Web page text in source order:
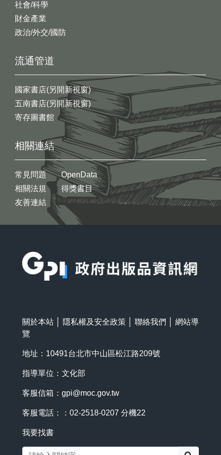
社會/科學
財金產業
政治/外交/國防
流通管道
國家書店(另開新視窗)
五南書店(另開新視窗)
寄存圖書館
相關連結
常見問題
相關法規
友善連結
OpenData
得獎書目
關於本站 隱私權及安全政策 聯絡我們
網站導
覽
地址：10491台北市中山區松江路209號
指導單位：文化部
客服信箱： gpi@moc.gov.tw
客服電話：：02-2518-0207 分機22
我要找書